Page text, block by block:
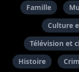
Famille
Culture
Télévision et
Histoire